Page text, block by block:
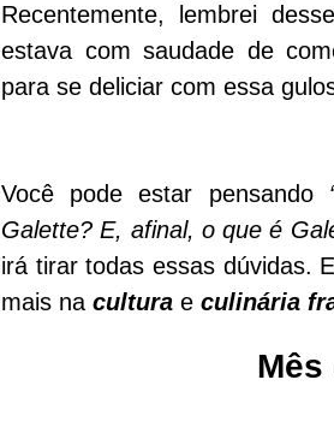
Recentemente, lembrei
estava com saudade de
para se deliciar com essa
Você pode estar pensando
Galette? E, afinal, o que é
irá tirar todas essas dúvidas.
mais nacultura eculinária
Mês